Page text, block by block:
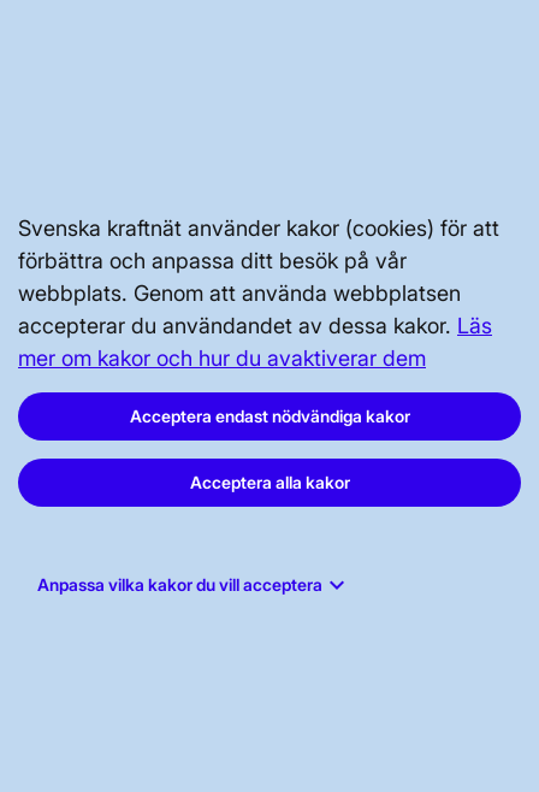
Svenska kraftnät använder kakor (cookies) för att
förbättra och anpassa ditt besök på vår
webbplats. Genom att använda webbplatsen
accepterar du användandet av dessa kakor. Läs
mer om kakor och hur du avaktiverar dem
Acceptera endast nödvändiga kakor
Acceptera alla kakor
Anpassa vilka kakor du vill acceptera keyboard_arrow_down
Sundbyberg
E-post:registrator@svk.se
Vår dataskyddspolicy
Tillgänglighetsredogörelse